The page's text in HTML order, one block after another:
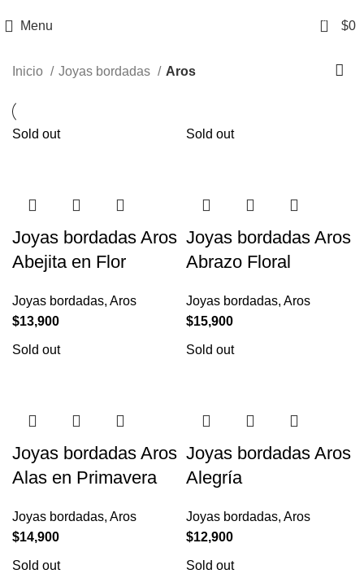
Menu 0 $0
Inicio Joyas bordadas Aros
Sold out
Joyas bordadas Aros
Abejita en Flor
Joyas bordadas, Aros
$13,900
Sold out
Joyas bordadas Aros
Abrazo Floral
Joyas bordadas, Aros
$15,900
Sold out
Joyas bordadas Aros
Alas en Primavera
Joyas bordadas, Aros
$14,900
Sold out
Joyas bordadas Aros
Alegría
Joyas bordadas, Aros
$12,900
Sold out Sold out